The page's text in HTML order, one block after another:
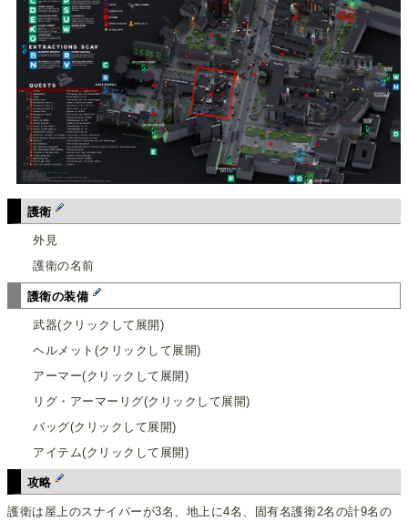
護衛
外見
護衛の名前
護衛の装備
武器(クリックして展開)
ヘルメット(クリックして展開)
アーマー(クリックして展開)
リグ・アーマーリグ(クリックして展開)
バッグ(クリックして展開)
アイテム(クリックして展開)
攻略
護衛は屋上のスナイパーが3名、地上に4名、固有名護衛2名の計9名の